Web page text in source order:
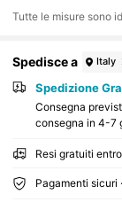
Tutte le misure sono
Spedisce a Italy
Spedizione
Consegna
consegna in 4-7
Resi gratuiti
Pagamenti sicuri